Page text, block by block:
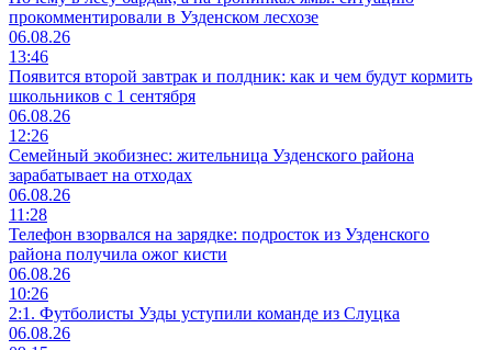
прокомментировали в Узденском лесхозе
06.08.26
13:46
Появится второй завтрак и полдник: как и чем будут кормить
школьников с 1 сентября
06.08.26
12:26
Семейный экобизнес: жительница Узденского района
зарабатывает на отходах
06.08.26
11:28
Телефон взорвался на зарядке: подросток из Узденского
района получила ожог кисти
06.08.26
10:26
2:1. Футболисты Узды уступили команде из Слуцка
06.08.26